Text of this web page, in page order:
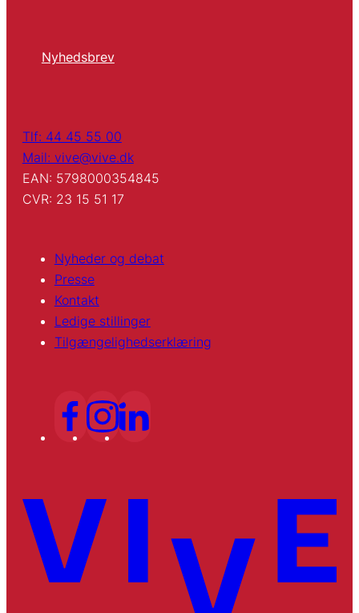
Nyhedsbrev
Tlf: 44 45 55 00
Mail: vive@vive.dk
EAN: 5798000354845
CVR: 23 15 51 17
Nyheder og debat
Presse
Kontakt
Ledige stillinger
Tilgængelighedserklæring